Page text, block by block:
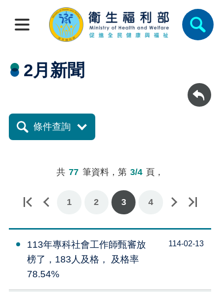
2月新聞
回上一頁
條件查詢
共 77 筆資料，第 3/4 頁，
1 2 3 4
下一頁最後一頁
113年專科社會工作師甄審放
榜了，183人及格， 及格率
78.54%
114-02-13